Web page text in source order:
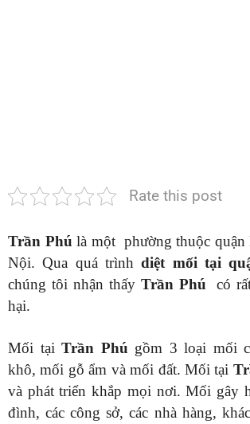
Rate this post
Trần Phú là một phường thuộc quận
Nội. Qua quá trìnhdiệt mối tại
chúng tôi nhận thấy Trần Phú
có
hại.
Mối tạiTrần Phú gồm 3 loại mối
khô, mối gỗ ẩm và mối đất. Mối tại
và phát triển khắp mọi nơi. Mối gây
đình, các công sở, các nhà hàng,